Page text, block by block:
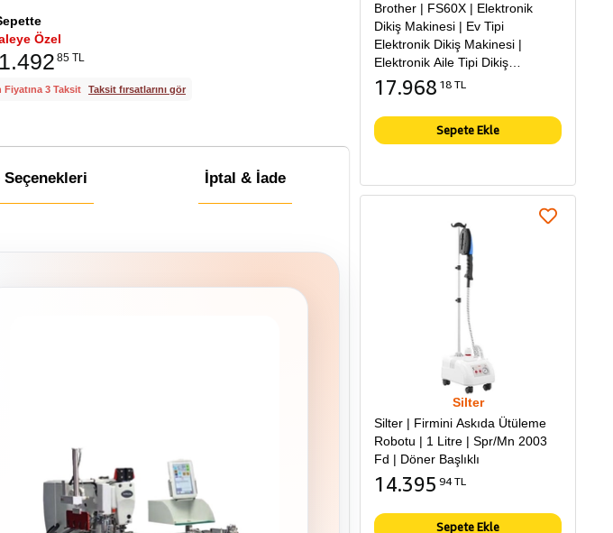
Özel
85 TL
Fiyatına 3 Taksit Taksit fırsatlarını gör
Seçenekleri İptal & İade
Brother | FS60X | Elektronik
Dikiş Makinesi | Ev Tipi
Elektronik Dikiş Makinesi |
Elektronik Aile Tipi Dikiş
Makinesi
17.968 18 TL
Sepete Ekle
Silter
Silter | Firmini Askıda Ütüleme
Robotu | 1 Litre | Spr/Mn 2003
Fd | Döner Başlıklı
14.395 94 TL
Sepete Ekle